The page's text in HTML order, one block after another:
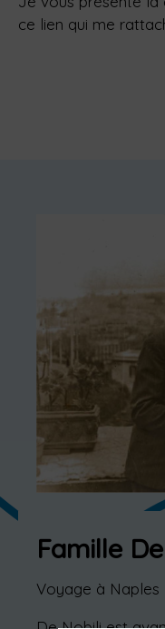
ce lien qui me
Famille
Voyage à Naples